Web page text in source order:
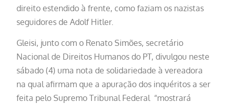
direito estendido à frente, como faziam os nazistas
seguidores de Adolf Hitler.
Gleisi, junto com o Renato Simões, secretário
Nacional de Direitos Humanos do PT, divulgou neste
sábado (4) uma nota de solidariedade à vereadora
na qual afirmam que a apuração dos inquéritos a ser
feita pelo Supremo Tribunal Federal “mostrará